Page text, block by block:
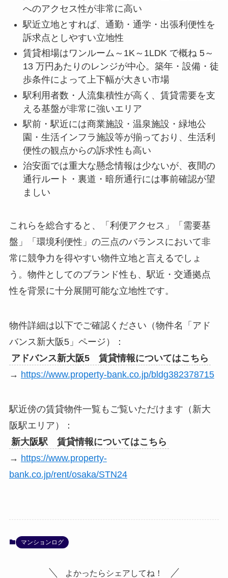
へのアクセス性が非常に高い
駅近立地とすれば、通勤・通学・出張利便性を
訴求点としやすい立地性
賃貸相場はワンルーム～1K～1LDK で概ね 5～
13 万円あたりのレンジが中心。築年・設備・徒
歩条件によって上下幅が大きい市場
駅利用者数・人流集積性が高く、賃貸需要を支
える基盤が非常に強いエリア
駅前・駅近には商業施設・温泉施設・緑地公
園・生活インフラ施設等が揃っており、生活利
便性の観点からの訴求性も高い
治安面では重大な懸念情報は少ないが、夜間の
通行ルート・裏道・暗所通行には事前確認が望
ましい
これらを総合すると、「利便アクセス」「需要基
盤」「環境利便性」の三点のバランスにおいて非
常に競争力を得やすい物件立地と言えるでしょ
う。物件としてのブランド性も、駅近・交通拠点
性を背景に十分展開可能な立地性です。
物件詳細は以下でご確認ください（物件名「アド
バンス新大阪5」ページ）：
アドバンス新大阪5 賃貸情報についてはこちら
→ https://www.property-bank.co.jp/bldg382378715
駅近傍の賃貸物件一覧もご覧いただけます（新大
阪駅エリア）：
新大阪駅 賃貸情報についてはこちら
→ https://www.property-
bank.co.jp/rent/osaka/STN24
マンションログ
よかったらシェアしてね！